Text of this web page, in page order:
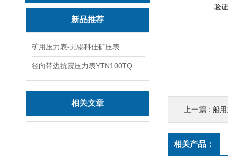
新品推荐
矿用压力表-无锡科佳矿压表
径向带边抗震压力表YTN100TQ
相关文章
验
上一篇 : 船
相关产品：